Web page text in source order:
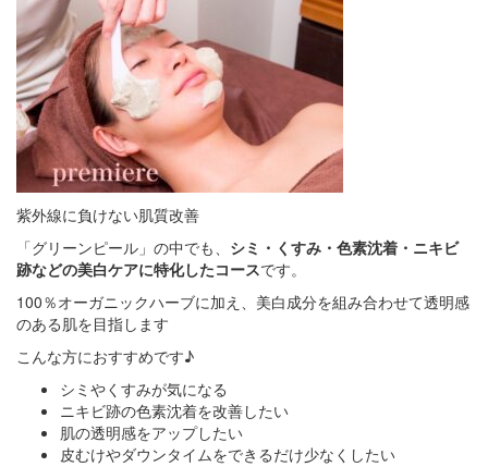
紫外線に負けない肌質改善
「グリーンピール」の中でも、 シミ・くすみ・色素沈着・ニキビ
跡などの美白ケアに特化したコースです。
100％オーガニックハーブに加え、美白成分を組み合わせて透明感
のある肌を目指します
こんな方におすすめです♪
シミやくすみが気になる
ニキビ跡の色素沈着を改善したい
肌の透明感をアップしたい
皮むけやダウンタイムをできるだけ少なくしたい